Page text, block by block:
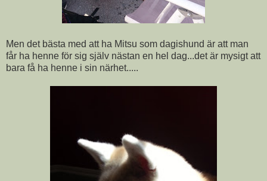
Men det bästa med att ha Mitsu som dagishund är att man
får ha henne för sig själv nästan en hel dag...det är mysigt att
bara få ha henne i sin närhet.....